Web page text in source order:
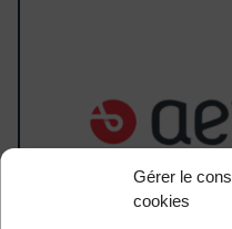
Gérer le
cookies